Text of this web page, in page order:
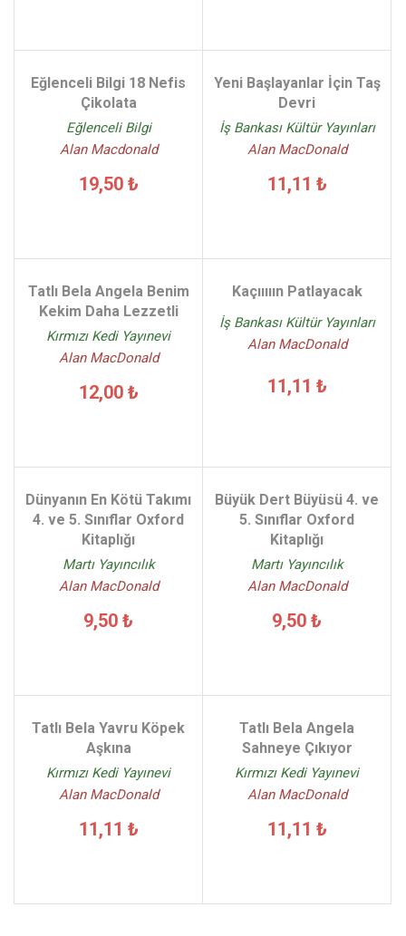
Eğlenceli Bilgi 18 Nefis
Çikolata
Eğlenceli Bilgi
Alan Macdonald
19,50 ₺
Yeni Başlayanlar İçin Taş
Devri
İş Bankası Kültür Yayınları
Alan MacDonald
11,11 ₺
Tatlı Bela Angela Benim
Kekim Daha Lezzetli
Kırmızı Kedi Yayınevi
Alan MacDonald
12,00 ₺
Kaçııııın Patlayacak
İş Bankası Kültür Yayınları
Alan MacDonald
11,11 ₺
Dünyanın En Kötü Takımı
4. ve 5. Sınıflar Oxford
Kitaplığı
Martı Yayıncılık
Alan MacDonald
9,50 ₺
Büyük Dert Büyüsü 4. ve
5. Sınıflar Oxford
Kitaplığı
Martı Yayıncılık
Alan MacDonald
9,50 ₺
Tatlı Bela Yavru Köpek
Aşkına
Kırmızı Kedi Yayınevi
Alan MacDonald
11,11 ₺
Tatlı Bela Angela
Sahneye Çıkıyor
Kırmızı Kedi Yayınevi
Alan MacDonald
11,11 ₺